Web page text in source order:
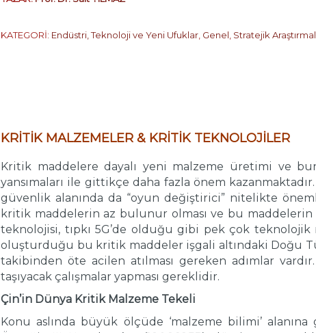
KATEGORİ: Endüstri, Teknoloji ve Yeni Ufuklar Genel Stratejik
KRİTİK MALZEMELER & KRİTİK TEKNOLOJİLER
Kritik maddelere dayalı yeni malzeme üretimi ve
yansımaları ile gittikçe daha fazla önem
güvenlik alanında da “oyun değiştirici” nitelikte
kritik maddelerin az bulunur olması ve bu maddelerin
teknolojisi, tıpkı 5G’de olduğu gibi pek çok
oluşturduğu bu kritik maddeler işgali altındaki Doğu
takibinden öte acilen atılması gereken adımlar
taşıyacak çalışmalar yapması gereklidir.
Çin’in Dünya Kritik Malzeme Tekeli
Konu aslında büyük ölçüde ‘malzeme bilimi’